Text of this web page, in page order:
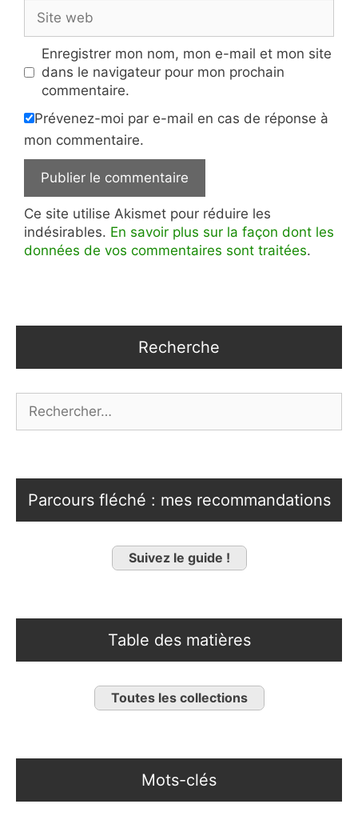
web
Enregistrer mon nom, mon e-mail et mon site
dans le navigateur pour mon prochain
commentaire.
Prévenez-moi par e-mail en cas de réponse à
mon commentaire.
Ce site utilise Akismet pour réduire les
indésirables. En savoir plus sur la façon dont les
données de vos commentaires sont traitées.
Recherche
Parcours fléché : mes recommandations
Suivez le guide !
Table des matières
Toutes les collections
Mots-clés